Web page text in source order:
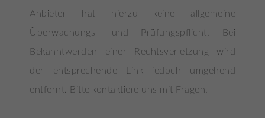
Anbieter hat hierzu keine allgemeine
Überwachungs- und Prüfungspflicht. Bei
Bekanntwerden einer Rechtsverletzung wird
der entsprechende Link jedoch umgehend
entfernt. Bitte kontaktiere uns mit Fragen.